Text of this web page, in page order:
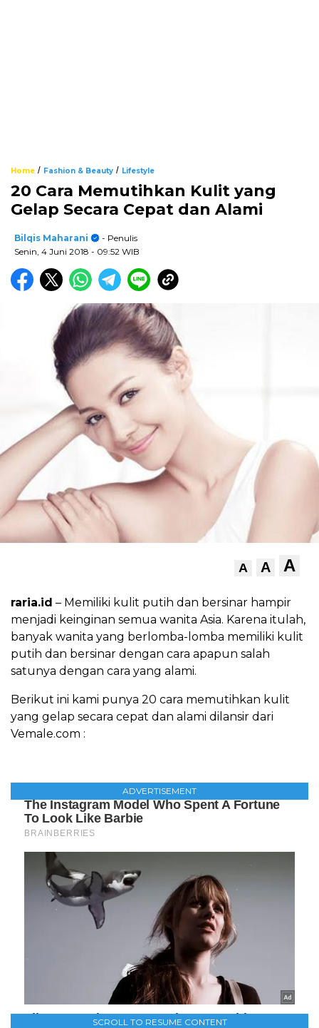
Home / Fashion & Beauty / Lifestyle
20 Cara Memutihkan Kulit yang
Gelap Secara Cepat dan Alami
Bilqis Maharani
- Penulis
Senin, 4 Juni 2018 - 09:52 WIB
A A A
raria.id – Memiliki kulit putih dan bersinar hampir
menjadi keinginan semua wanita Asia. Karena itulah,
banyak wanita yang berlomba-lomba memiliki kulit
putih dan bersinar dengan cara apapun salah
satunya dengan cara yang alami.
Berikut ini kami punya 20 cara memutihkan kulit
yang gelap secara cepat dan alami dilansir dari
Vemale.com :
ADVERTISEMENT
SCROLL TO RESUME CONTENT